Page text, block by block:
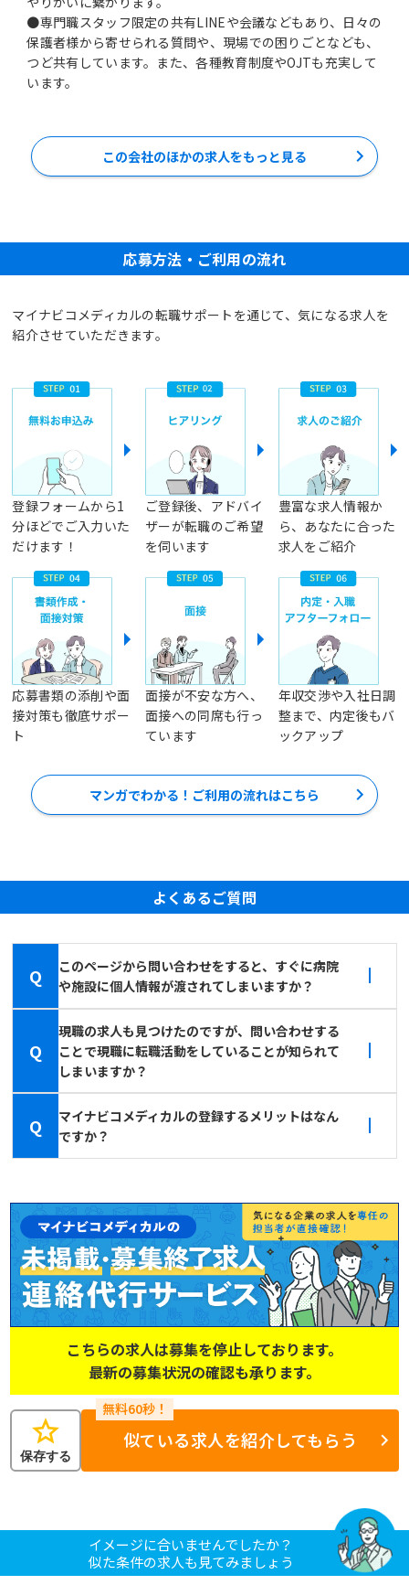
●専門職スタッフ限定の共有LINEや会議などもあり、日々の
保護者様から寄せられる質問や、現場での困りごとなども、
つど共有しています。また、各種教育制度やOJTも充実して
います。
この会社のほかの求人をもっと見る
応募方法・ご利用の流れ
マイナビコメディカルの転職サポートを通じて、気になる求人を
紹介させていただきます。
登録フォームから1
分ほどでご入力いた
だけます！
ご登録後、アドバイ
ザーが転職のご希望
を伺います
豊富な求人情報か
ら、あなたに合った
求人をご紹介
応募書類の添削や面
接対策も徹底サポー
ト
面接が不安な方へ、
面接への同席も行っ
ています
年収交渉や入社日調
整まで、内定後もバ
ックアップ
マンガでわかる！ご利用の流れはこちら
よくあるご質問
Q
このページから問い合わせをすると、すぐに病院
や施設に個人情報が渡されてしまいますか？
Q
現職の求人も見つけたのですが、問い合わせする
ことで現職に転職活動をしていることが知られて
しまいますか？
Q
マイナビコメディカルの登録するメリットはなん
ですか？
こちらの求人は募集を停止しております。
最新の募集状況の確認も承ります。
star
保存する
似ている求人を紹介してもらう
イメージに合いませんでしたか？
似た条件の求人も見てみましょう